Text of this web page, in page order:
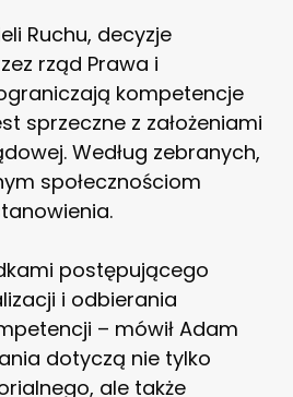
Ruchu, decyzje
rząd Prawa i
kompetencje
sprzeczne z założeniami
Według zebranych,
społecznościom
postępującego
i odbierania
– mówił Adam
dotyczą nie tylko
ale także